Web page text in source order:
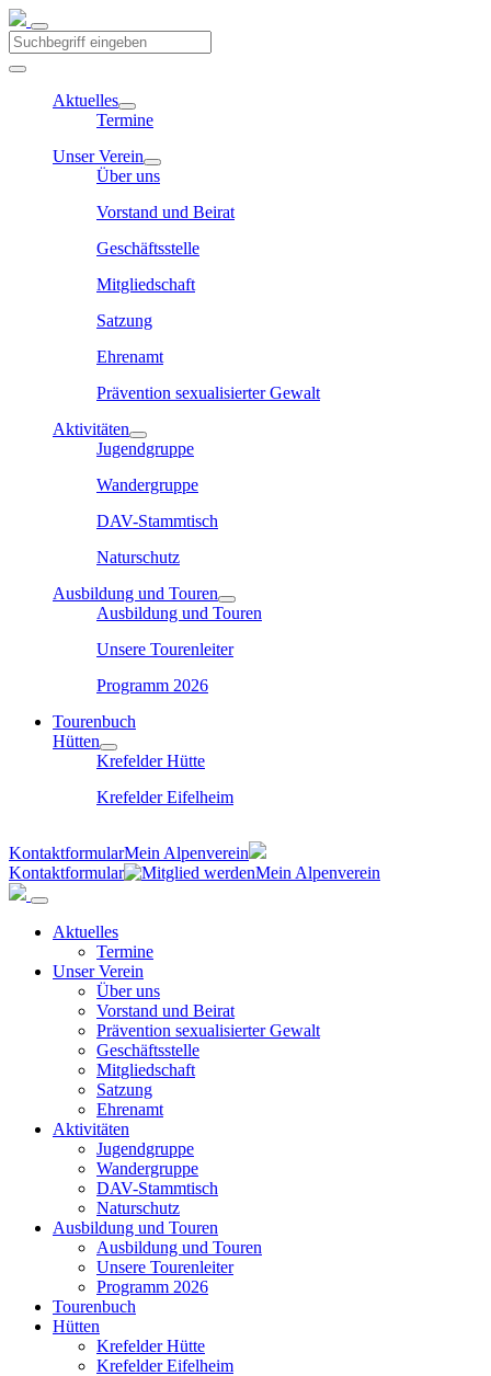
Aktuelles
Termine
Unser Verein
Über uns
Vorstand und Beirat
Geschäftsstelle
Mitgliedschaft
Satzung
Ehrenamt
Prävention sexualisierter Gewalt
Aktivitäten
Jugendgruppe
Wandergruppe
DAV-Stammtisch
Naturschutz
Ausbildung und Touren
Ausbildung und Touren
Unsere Tourenleiter
Programm 2026
Tourenbuch
Hütten
Krefelder Hütte
Krefelder Eifelheim
KontaktformularMein Alpenverein
Kontaktformular
Mein Alpenverein
Aktuelles
Termine
Unser Verein
Über uns
Vorstand und Beirat
Prävention sexualisierter Gewalt
Geschäftsstelle
Mitgliedschaft
Satzung
Ehrenamt
Aktivitäten
Jugendgruppe
Wandergruppe
DAV-Stammtisch
Naturschutz
Ausbildung und Touren
Ausbildung und Touren
Unsere Tourenleiter
Programm 2026
Tourenbuch
Hütten
Krefelder Hütte
Krefelder Eifelheim